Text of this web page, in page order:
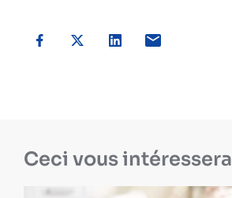
Ceci vous intéressera